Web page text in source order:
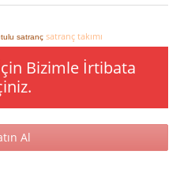
satranç satranç takımı
Bizimle İrtibata
Al